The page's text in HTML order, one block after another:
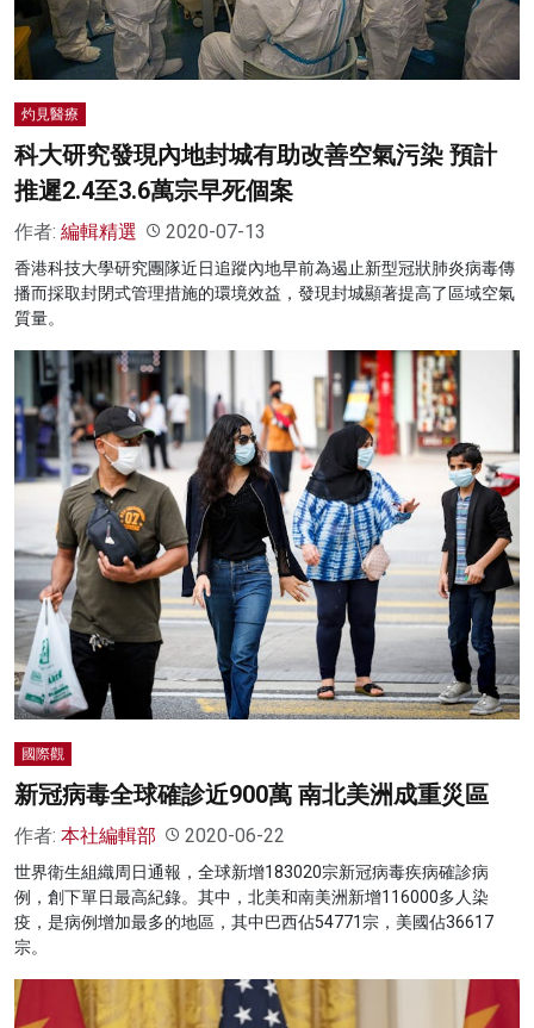
灼見醫療
科大研究發現內地封城有助改善空氣污染 預計
推遲2.4至3.6萬宗早死個案
作者: 編輯精選 2020-07-13
香港科技大學研究團隊近日追蹤內地早前為遏止新型冠狀肺炎病毒傳
播而採取封閉式管理措施的環境效益，發現封城顯著提高了區域空氣
質量。
國際觀
新冠病毒全球確診近900萬 南北美洲成重災區
作者: 本社編輯部 2020-06-22
世界衛生組織周日通報，全球新增183020宗新冠病毒疾病確診病
例，創下單日最高紀錄。其中，北美和南美洲新增116000多人染
疫，是病例增加最多的地區，其中巴西佔54771宗，美國佔36617
宗。